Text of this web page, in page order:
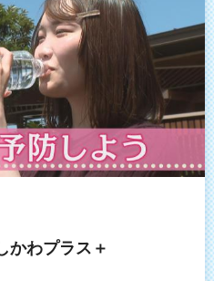
かわプラス＋